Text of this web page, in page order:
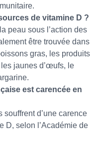
de vitamine D ?
peau sous l’action des
être trouvée dans
gras, les produits
jaunes d’œufs, le
est carencée en
d’une carence
D, selon l’Académie de